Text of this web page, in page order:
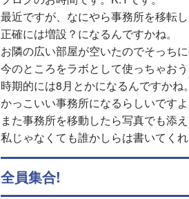
最近ですが、なにやら事務所を移転し
正確には増設？になるんですかね。
お隣の広い部屋が空いたのでそっち
今のところをラボとして使っちゃおう
時期的には8月とかになるんですかね。
かっこいい事務所になるらしいですよ
また事務所を移動したら写真でも添
私じゃなくても誰かしらは書いてくれ
全員集合!